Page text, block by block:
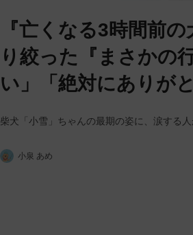
『亡くなる3時間前
り絞った『まさかの
い」「絶対にありが
柴犬「小雪」ちゃんの最期の姿に、涙する
小泉 あめ